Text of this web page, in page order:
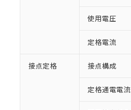
使用電圧
定格電流
接点定格 接点構成
定格通電電流